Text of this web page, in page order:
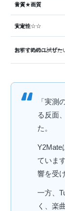
音質・画質
★★★☆☆
安定性
★★☆☆☆
おすすめのユーザー
無料で気軽に試した
「実測
る反面
た。
Y2Mate
ていま
響を受
一方、
く、楽